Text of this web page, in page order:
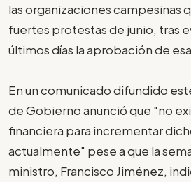
las organizaciones campesinas
fuertes protestas de junio, tras
últimos días la aprobación de
En un comunicado difundido
de Gobierno anunció que "no
financiera para incrementar
actualmente" pese a que la
ministro, Francisco Jiménez,